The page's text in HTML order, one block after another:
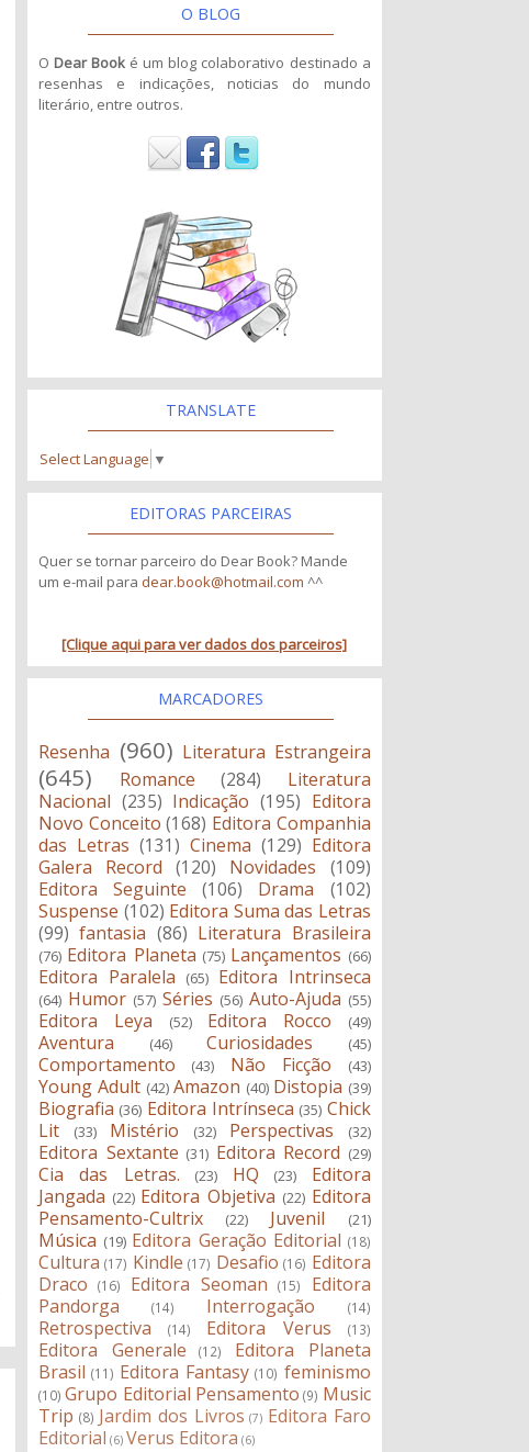
O BLOG
O Dear Book é um blog colaborativo destinado a
resenhas e indicações, noticias do mundo
literário, entre outros.
TRANSLATE
Select Language ▼
EDITORAS PARCEIRAS
Quer se tornar parceiro do Dear Book? Mande
um e-mail para dear.book@hotmail.com ^^
[Clique aqui para ver dados dos parceiros]
MARCADORES
Resenha (960) Literatura Estrangeira
(645) Romance (284)
Literatura
Nacional (235) Indicação (195) Editora
Novo Conceito (168) Editora Companhia
das Letras (131) Cinema (129) Editora
Galera Record
(120) Novidades
(109)
Editora Seguinte
(106) Drama
(102)
Suspense (102) Editora Suma das Letras
(99) fantasia (86) Literatura Brasileira
(76) Editora Planeta (75) Lançamentos (66)
Editora Paralela (65) Editora Intrinseca
(64) Humor (57) Séries (56) Auto-Ajuda (55)
Editora Leya (52) Editora Rocco (49)
Aventura (46) Curiosidades (45)
Comportamento (43) Não Ficção (43)
Young Adult (42) Amazon (40) Distopia (39)
Biografia (36) Editora Intrínseca (35) Chick
Lit
(33) Mistério (32) Perspectivas (32)
Editora Sextante (31) Editora Record (29)
Cia das Letras. (23) HQ (23)
Editora
Jangada (22) Editora Objetiva (22) Editora
Pensamento-Cultrix
(22) Juvenil (21)
Música (19) Editora Geração Editorial (18)
Cultura (17) Kindle (17) Desafio (16) Editora
Draco
(16) Editora Seoman (15)
Editora
Pandorga
(14) Interrogação (14)
Retrospectiva (14) Editora Verus (13)
Editora Generale (12)
Editora Planeta
Brasil (11) Editora Fantasy (10) feminismo
(10) Grupo Editorial Pensamento (9) Music
Trip (8) Jardim dos Livros (7) Editora Faro
Editorial (6) Verus Editora (6)